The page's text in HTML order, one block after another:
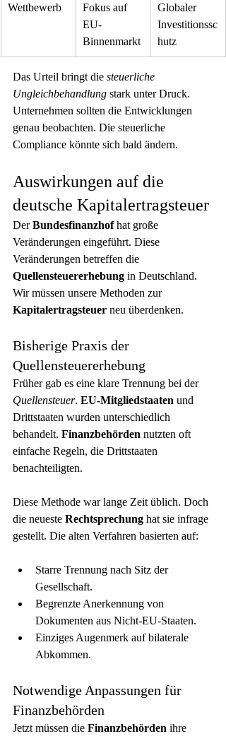
Wettbewerb
Fokus auf
EU-
Binnenmarkt
Globaler
Investitionssc
hutz
Das Urteil bringt die steuerliche
Ungleichbehandlung stark unter Druck.
Unternehmen sollten die Entwicklungen
genau beobachten. Die steuerliche
Compliance könnte sich bald ändern.
Auswirkungen auf die
deutsche Kapitalertragsteuer
Der Bundesfinanzhof hat große
Veränderungen eingeführt. Diese
Veränderungen betreffen die
Quellensteuererhebung in Deutschland.
Wir müssen unsere Methoden zur
Kapitalertragsteuer neu überdenken.
Bisherige Praxis der
Quellensteuererhebung
Früher gab es eine klare Trennung bei der
Quellensteuer. EU-Mitgliedstaaten und
Drittstaaten wurden unterschiedlich
behandelt. Finanzbehörden nutzten oft
einfache Regeln, die Drittstaaten
benachteiligten.
Diese Methode war lange Zeit üblich. Doch
die neueste Rechtsprechung hat sie infrage
gestellt. Die alten Verfahren basierten auf:
Starre Trennung nach Sitz der
Gesellschaft.
Begrenzte Anerkennung von
Dokumenten aus Nicht-EU-Staaten.
Einziges Augenmerk auf bilaterale
Abkommen.
Notwendige Anpassungen für
Finanzbehörden
Jetzt müssen die Finanzbehörden ihre